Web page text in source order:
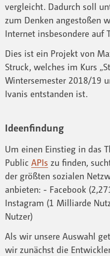
vergleicht. Dadurch soll
zum Denken angestoßen
Internet insbesondere auf
Dies ist ein Projekt von
Struck, welches im Kurs
Wintersemester 2018/19
Ivanis entstanden ist.
Ideenfindung
Um einen Einstieg in das
Public APIs zu finden,
der größten sozialen
anbieten: - Facebook
Instagram (1 Milliarde
Nutzer)
Als wir unsere Auswahl
wir zunächst die